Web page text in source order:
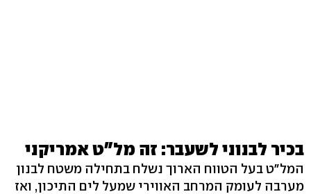
בכיר לבנוני לשעבר: זה מל"ט אמריקני
המל"ט בעל הטווח הארוך נשלח בתחילה משטח לבנון
מערבה לעומק המרחב האווירי שמעל לים התיכון, ואז